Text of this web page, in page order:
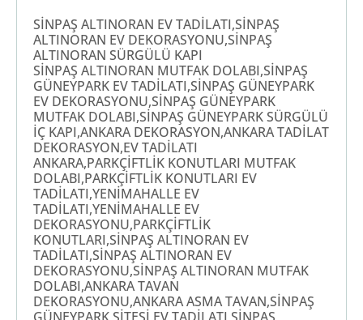
SİNPAŞ ALTINORAN EV TADİLATI,SİNPAŞ
ALTINORAN EV DEKORASYONU,SİNPAŞ
ALTINORAN SÜRGÜLÜ KAPI
SİNPAŞ ALTINORAN MUTFAK DOLABI,SİNPAŞ
GÜNEYPARK EV TADİLATI,SİNPAŞ GÜNEYPARK
EV DEKORASYONU,SİNPAŞ GÜNEYPARK
MUTFAK DOLABI,SİNPAŞ GÜNEYPARK SÜRGÜLÜ
İÇ KAPI,ANKARA DEKORASYON,ANKARA TADİLAT
DEKORASYON,EV TADİLATI
ANKARA,PARKÇİFTLİK KONUTLARI MUTFAK
DOLABI,PARKÇİFTLİK KONUTLARI EV
TADİLATI,YENİMAHALLE EV
TADİLATI,YENİMAHALLE EV
DEKORASYONU,PARKÇİFTLİK
KONUTLARI,SİNPAŞ ALTINORAN EV
TADİLATI,SİNPAŞ ALTINORAN EV
DEKORASYONU,SİNPAŞ ALTINORAN MUTFAK
DOLABI,ANKARA TAVAN
DEKORASYONU,ANKARA ASMA TAVAN,SİNPAŞ